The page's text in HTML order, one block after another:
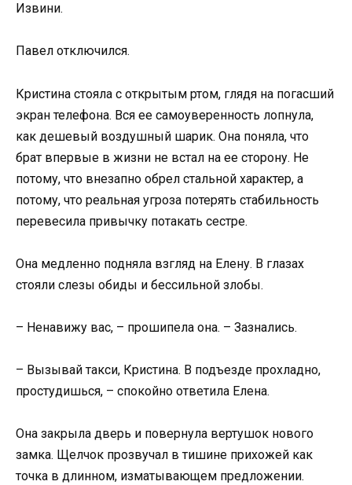
Извини.
Павел отключился.
Кристина стояла с открытым ртом, глядя на погасший
экран телефона. Вся ее самоуверенность лопнула,
как дешевый воздушный шарик. Она поняла, что
брат впервые в жизни не встал на ее сторону. Не
потому, что внезапно обрел стальной характер, а
потому, что реальная угроза потерять стабильность
перевесила привычку потакать сестре.
Она медленно подняла взгляд на Елену. В глазах
стояли слезы обиды и бессильной злобы.
– Ненавижу вас, – прошипела она. – Зазнались.
– Вызывай такси, Кристина. В подъезде прохладно,
простудишься, – спокойно ответила Елена.
Она закрыла дверь и повернула вертушок нового
замка. Щелчок прозвучал в тишине прихожей как
точка в длинном, изматывающем предложении.